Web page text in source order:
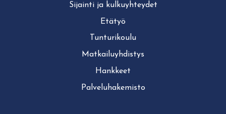
Sijainti ja kul­ku­yh­tey­det
Etätyö
Tun­tu­ri­kou­lu
Mat­kai­lu­yh­dis­tys
Hankkeet
Pal­ve­lu­ha­ke­mis­to